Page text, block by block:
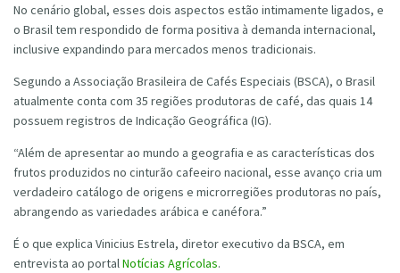
No cenário global, esses dois aspectos estão intimamente ligados, e
o Brasil tem respondido de forma positiva à demanda internacional,
inclusive expandindo para mercados menos tradicionais.
Segundo a Associação Brasileira de Cafés Especiais (BSCA), o Brasil
atualmente conta com 35 regiões produtoras de café, das quais 14
possuem registros de Indicação Geográfica (IG).
“Além de apresentar ao mundo a geografia e as características dos
frutos produzidos no cinturão cafeeiro nacional, esse avanço cria um
verdadeiro catálogo de origens e microrregiões produtoras no país,
abrangendo as variedades arábica e canéfora.”
É o que explica Vinicius Estrela, diretor executivo da BSCA, em
entrevista ao portalNotícias Agrícolas.